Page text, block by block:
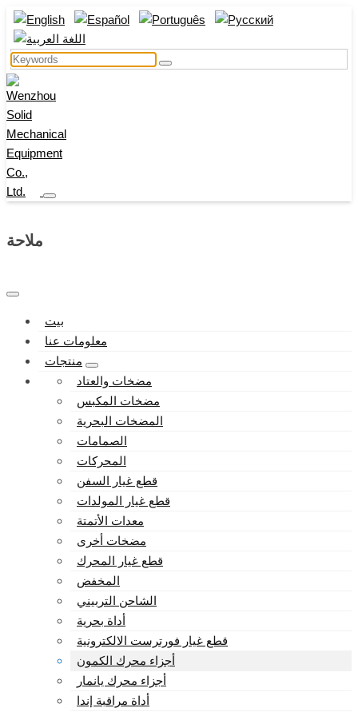
ملاحة
بيت
معلومات عنا
منتجات
مضخات والعتاد
مضخات المكبس
المضخات البحرية
الصمامات
المحركات
قطع غيار السفن
قطع غيار المولدات
معدات الأتمتة
مضخات أخرى
قطع غيار المحرك
المخفض
الشاحن التربيني
أداة بحرية
قطع غيار فورترست الالكترونية
أجزاء محرك الكمون
أجزاء محرك يانمار
أداة مراقبة إندا